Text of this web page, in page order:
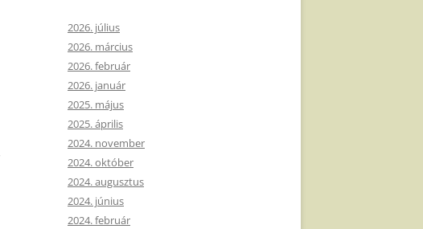
2026. július
2026. március
2026. február
2026. január
2025. május
2025. április
2024. november
2024. október
2024. augusztus
2024. június
2024. február